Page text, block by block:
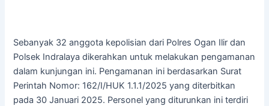
Sebanyak 32 anggota kepolisian dari Polres Ogan Ilir dan
Polsek Indralaya dikerahkan untuk melakukan pengamanan
dalam kunjungan ini. Pengamanan ini berdasarkan Surat
Perintah Nomor: 162/I/HUK 1.1.1/2025 yang diterbitkan
pada 30 Januari 2025. Personel yang diturunkan ini terdiri